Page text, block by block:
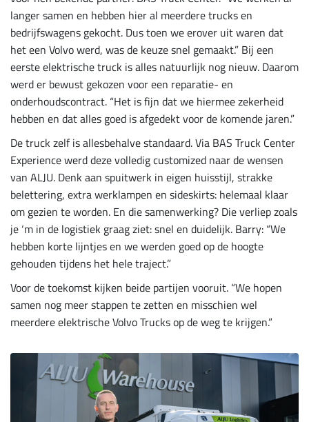
langer samen en hebben hier al meerdere trucks en
bedrijfswagens gekocht. Dus toen we erover uit waren dat
het een Volvo werd, was de keuze snel gemaakt.” Bij een
eerste elektrische truck is alles natuurlijk nog nieuw. Daarom
werd er bewust gekozen voor een reparatie- en
onderhoudscontract. “Het is fijn dat we hiermee zekerheid
hebben en dat alles goed is afgedekt voor de komende jaren.”
De truck zelf is allesbehalve standaard. Via BAS Truck Center
Experience werd deze volledig customized naar de wensen
van ALJU. Denk aan spuitwerk in eigen huisstijl, strakke
belettering, extra werklampen en sideskirts: helemaal klaar
om gezien te worden. En die samenwerking? Die verliep zoals
je ‘m in de logistiek graag ziet: snel en duidelijk. Barry: “We
hebben korte lijntjes en we werden goed op de hoogte
gehouden tijdens het hele traject.”
Voor de toekomst kijken beide partijen vooruit. “We hopen
samen nog meer stappen te zetten en misschien wel
meerdere elektrische Volvo Trucks op de weg te krijgen.”